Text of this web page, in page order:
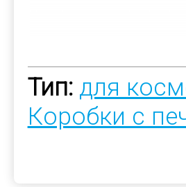
Тип: для
Коробки с